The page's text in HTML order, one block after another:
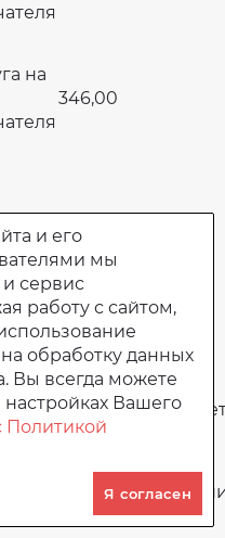
на
346,00
на
170,00
услуги
на 222,0
203,0
и его
мы
сервис
работу с сайтом,
обработку данных
Вы всегда можете
Вашего
Политикой
Я согласен